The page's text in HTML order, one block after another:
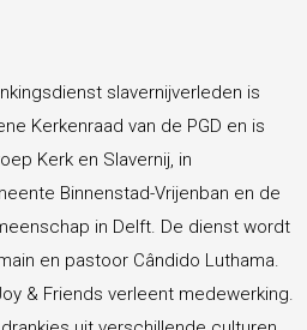
slavernijverleden is
Kerkenraad van de PGD en is
Kerk en Slavernij, in
Binnenstad-Vrijenban en de
in Delft. De dienst wordt
en pastoor Cândido Luthama.
& Friends verleent medewerking.